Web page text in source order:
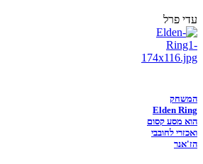
עדי פרל
המשחק
Elden Ring
הוא מסע קסום
ואכזרי לחובבי
הז'אנר